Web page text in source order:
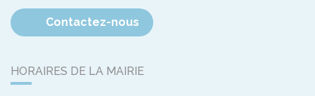
Contactez-nous
HORAIRES DE LA MAIRIE